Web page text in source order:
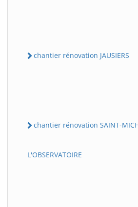
chantier rénovation JAUSIERS
chantier rénovation SAINT-
L'OBSERVATOIRE